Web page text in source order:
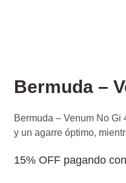
Bermuda –
Bermuda – Venum No
y un agarre óptimo,
15% OFF pagando